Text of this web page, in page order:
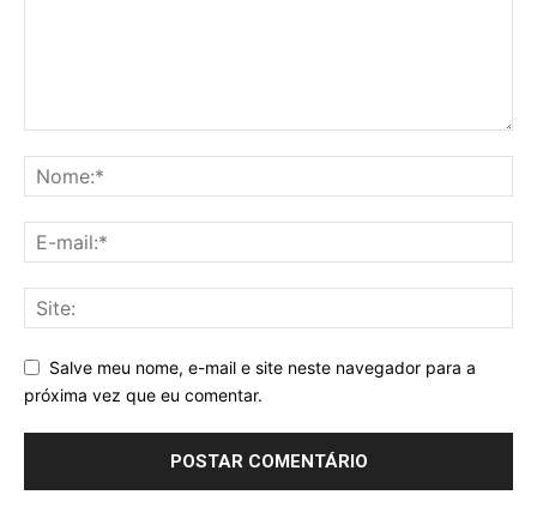
Salve meu nome, e-mail e site neste navegador para a
próxima vez que eu comentar.